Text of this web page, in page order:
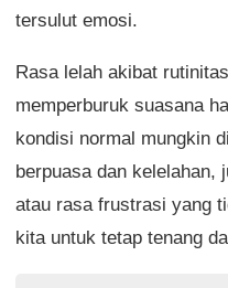
tersulut emosi.
Rasa lelah akibat
memperburuk suasana
kondisi normal mungkin
berpuasa dan kelelahan,
atau rasa frustrasi yang
kita untuk tetap tenang